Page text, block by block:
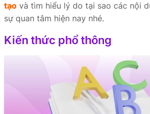
tạo và tìm hiểu lý do tại sao các nội
sự quan tâm hiện nay nhé.
Kiến thức phổ thông